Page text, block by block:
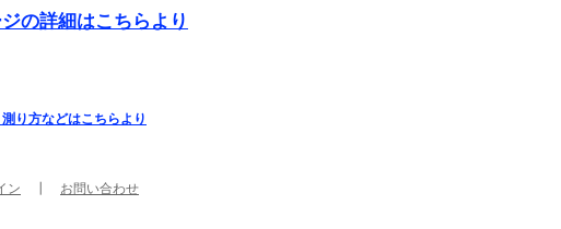
詳細はこちらより
り方などはこちらより
ン お問い合わせ